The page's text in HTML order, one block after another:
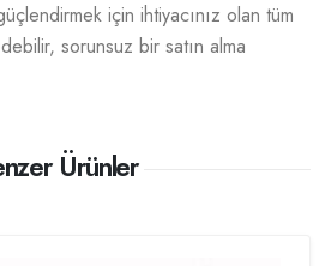
için ihtiyacınız olan tüm
sorunsuz bir satın alma
Ürünler